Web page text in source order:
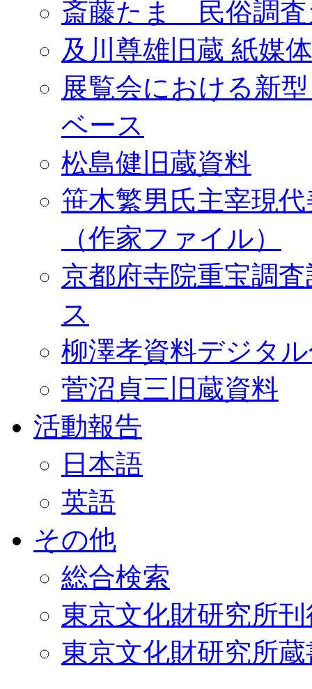
斎藤たま 民俗調査
及川尊雄旧蔵 紙媒
展覧会における新
ベース
松島健旧蔵資料
笹木繁男氏主宰現
（作家ファイル）
京都府寺院重宝調
ス
柳澤孝資料デジタ
菅沼貞三旧蔵資料
活動報告
日本語
英語
その他
総合検索
東京文化財研究所
東京文化財研究所